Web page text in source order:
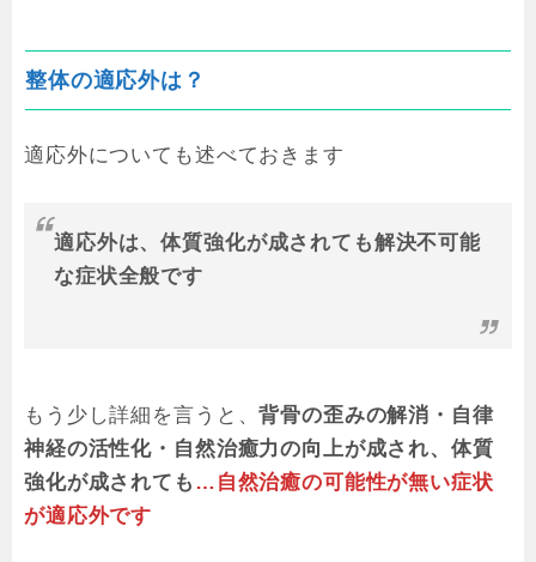
整体の適応外は？
適応外についても述べておきます
適応外は、体質強化が成されても解決不可能
な症状全般です
もう少し詳細を言うと、背骨の歪みの解消・自律
神経の活性化・自然治癒力の向上が成され、体質
強化が成されても …自然治癒の可能性が無い症状
が適応外です